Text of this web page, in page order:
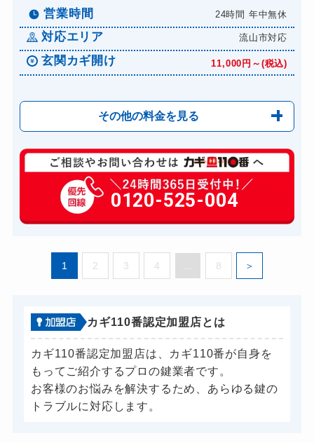
営業時間 24時間 年中無休
対応エリア 流山市対応
玄関カギ開け 11,000円～(税込)
その他の料金を見る
玄関カギ修理 6,600円～(税込)
玄関カギ交換 14,300円～(税込)
金庫カギ開け 14,300円～(税込)
ドアノブカギ開け 10,780円～(税込)
0120-525-004
1 2 3 4 8
カギ110番認定加盟店とは
カギ110番認定加盟店は、カギ110番が自身を
もってご紹介するプロの鍵業者です。
お客様のお悩みを解決するため、あらゆる鍵の
トラブルに対応します。